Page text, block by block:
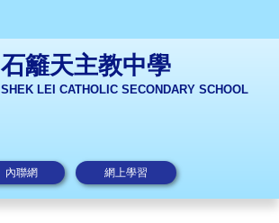
石籬天主教中學
SHEK LEI CATHOLIC SECONDARY SCHOOL
內聯網 網上學習